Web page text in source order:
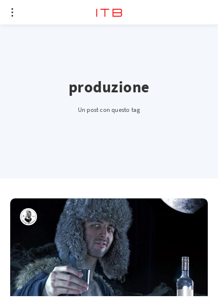
produzione
Un post con questo tag